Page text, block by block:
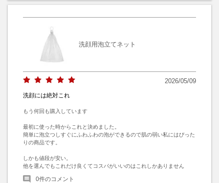
洗顔用泡立てネット
2026/05/09
洗顔には絶対これ
もう何回も購入しています
最初に使った時からこれと決めました。
簡単に泡立つしすぐにふわふわの泡ができるので肌の弱い私にはぴった
りの商品です。
しかも値段が安い。
他を選んでもこれだけ良くてコスパがいいのはこれしかありません
0件のコメント